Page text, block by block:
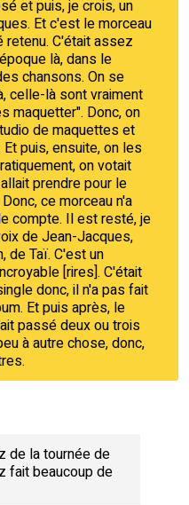
et puis, je crois, un
Et c'est le morceau
retenu. C'était assez
là, dans le
chansons. On se
celle-là sont vraiment
maquetter". Donc, on
de maquettes et
puis, ensuite, on les
on votait
prendre pour le
ce morceau n'a
compte. Il est resté, je
de Jean-Jacques,
de Taï. C'est un
[rires]. C'était
donc, il n'a pas fait
Et puis après, le
passé deux ou trois
à autre chose, donc,
de la tournée de
fait beaucoup de